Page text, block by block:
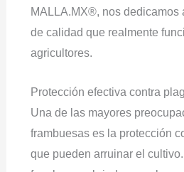
MALLA.MX®, nos dedicamos
de calidad que realmente
agricultores.
Protección efectiva contra
Una de las mayores
frambuesas es la protección
que pueden arruinar el